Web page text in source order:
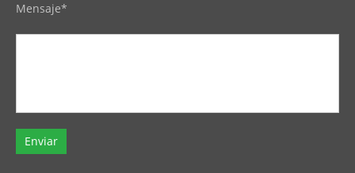
Mensaje*